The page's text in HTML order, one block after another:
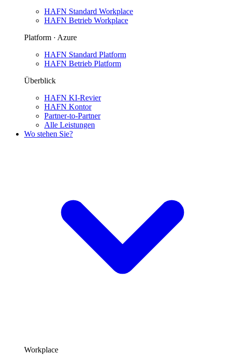
HAFN Standard Workplace
HAFN Betrieb Workplace
Platform · Azure
HAFN Standard Platform
HAFN Betrieb Platform
Überblick
HAFN KI-Revier
HAFN Kontor
Partner-to-Partner
Alle Leistungen
Wo stehen Sie?
Workplace